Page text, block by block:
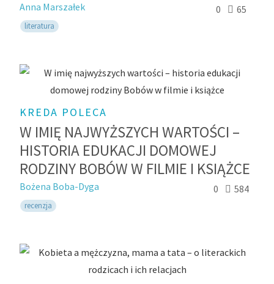
Anna Marszałek 0 65
literatura
KREDA POLECA
W IMIĘ NAJWYŻSZYCH WARTOŚCI –
HISTORIA EDUKACJI DOMOWEJ
RODZINY BOBÓW W FILMIE I KSIĄŻCE
Bożena Boba-Dyga 0 584
recenzja